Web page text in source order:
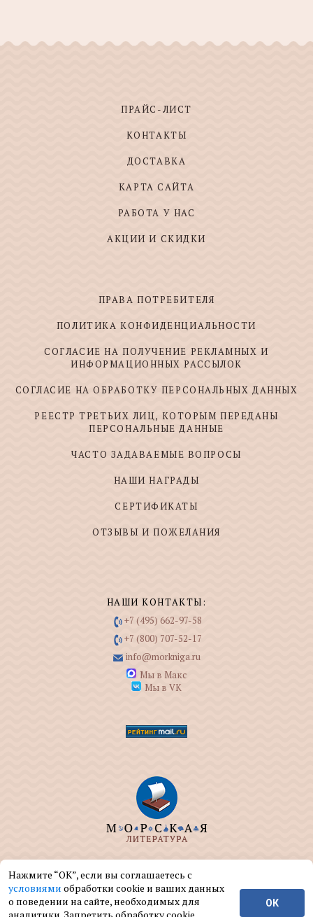
ПРАЙС-ЛИСТ
КОНТАКТЫ
ДОСТАВКА
КАРТА САЙТА
РАБОТА У НАС
АКЦИИ И СКИДКИ
ПРАВА ПОТРЕБИТЕЛЯ
ПОЛИТИКА КОНФИДЕНЦИАЛЬНОСТИ
СОГЛАСИЕ НА ПОЛУЧЕНИЕ РЕКЛАМНЫХ И
ИНФОРМАЦИОННЫХ РАССЫЛОК
СОГЛАСИЕ НА ОБРАБОТКУ ПЕРСОНАЛЬНЫХ ДАННЫХ
РЕЕСТР ТРЕТЬИХ ЛИЦ, КОТОРЫМ ПЕРЕДАНЫ
ПЕРСОНАЛЬНЫЕ ДАННЫЕ
ЧАСТО ЗАДАВАЕМЫЕ ВОПРОСЫ
НАШИ НАГРАДЫ
СЕРТИФИКАТЫ
ОТЗЫВЫ И ПОЖЕЛАНИЯ
НАШИ КОНТАКТЫ:
+7 (495) 662-97-58
+7 (800) 707-52-17
info@morkniga.ru
Мы в Макс
Мы в VK
ООО "МОРКНИГА" занимается изданием и
реализацией книг на морскую тематику.
© ООО "МОРКНИГА", 2004 — 2026 г.
Нажмите “ОК”, если вы соглашаетесь с
условиями обработки cookie и ваших данных
о поведении на сайте, необходимых для
ОК